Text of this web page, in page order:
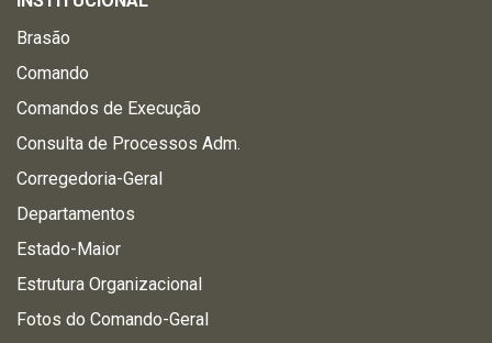
Brasão
Comando
Comandos de Execução
Consulta de Processos Adm.
Corregedoria-Geral
Departamentos
Estado-Maior
Estrutura Organizacional
Fotos do Comando-Geral